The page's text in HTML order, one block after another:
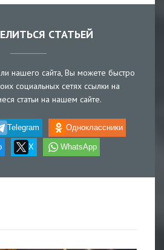
СТАТЬЕЙ
нашего сайта, Вы можете быстро
социальных сетях ссылки на
статьи на нашем сайте.
Telegram Одноклассники
X WhatsApp